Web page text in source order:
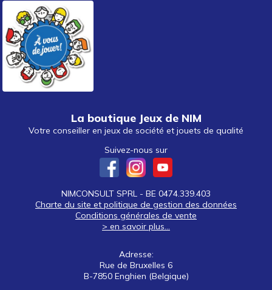
La boutique Jeux de NIM
Votre conseiller en jeux de société et jouets de qualité
Suivez-nous sur
NIMCONSULT SPRL - BE 0474.339.403
Charte du site et politique de gestion des données
Conditions générales de vente
> en savoir plus...
Adresse:
Rue de Bruxelles 6
B-7850 Enghien (Belgique)